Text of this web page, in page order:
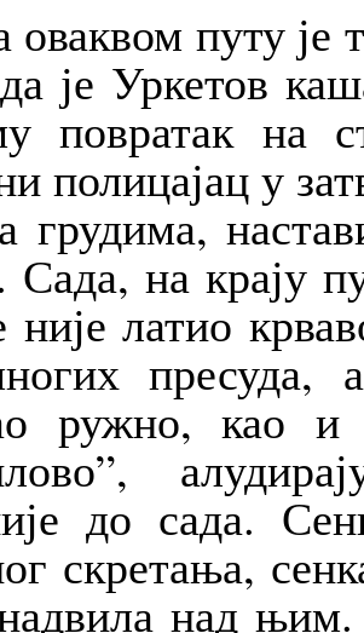
путу је
је Уркетов
повратак на
полицајац у
грудима,
Сада, на крају
није латио
пресуда,
ружно, као
до сада.
скретања,
над